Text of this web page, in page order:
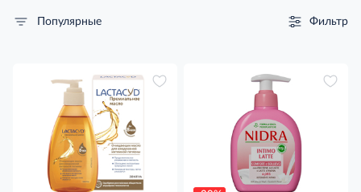
Популярные Фильтр